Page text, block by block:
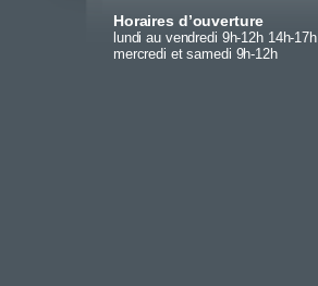
Horaires d’ouverture
lundi au vendredi 9h-12h 14h-17h
mercredi et samedi 9h-12h